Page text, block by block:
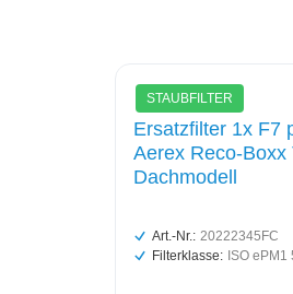
STAUBFILTER
Ersatzfilter 1x F7
Aerex Reco-Boxx
Dachmodell
Art.-Nr.: 20222345FC
Filterklasse: ISO